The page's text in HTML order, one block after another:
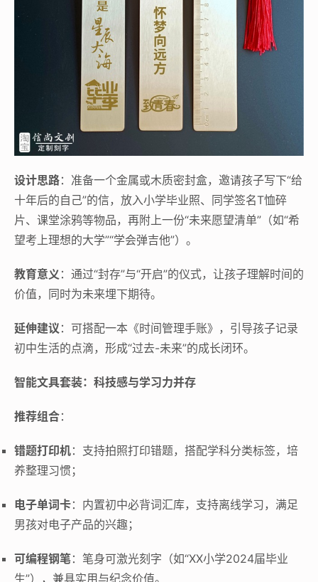
设计思路：准备一个金属或木质密封盒，邀请孩子写下“给
十年后的自己”的信，放入小学毕业照、同学签名T恤碎
片、课堂涂鸦等物品，再附上一份“未来愿望清单”（如“希
望考上理想的大学”“学会弹吉他”）。
教育意义 ：通过“封存”与“开启”的仪式，让孩子理解时间的
价值，同时为未来埋下期待。
延伸建议 ：可搭配一本《时间管理手账》，引导孩子记录
初中生活的点滴，形成“过去-未来”的成长闭环。
智能文具套装：科技感与学习力并存
推荐组合：
错题打印机：支持拍照打印错题，搭配学科分类标签，培
养整理习惯；
电子单词卡：内置初中必背词汇库，支持离线学习，满足
男孩对电子产品的兴趣；
可编程钢笔：笔身可激光刻字（如“XX小学2024届毕业
生”），兼具实用与纪念价值。